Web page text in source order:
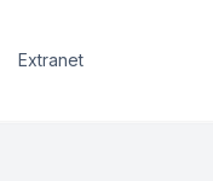
Extranet